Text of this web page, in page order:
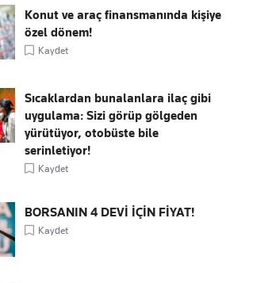
Konut ve araç finansmanında kişiye
özel dönem!
Kaydet
Sıcaklardan bunalanlara ilaç gibi
uygulama: Sizi görüp gölgeden
yürütüyor, otobüste bile
serinletiyor!
Kaydet
BORSANIN 4 DEVİ İÇİN FİYAT!
Kaydet